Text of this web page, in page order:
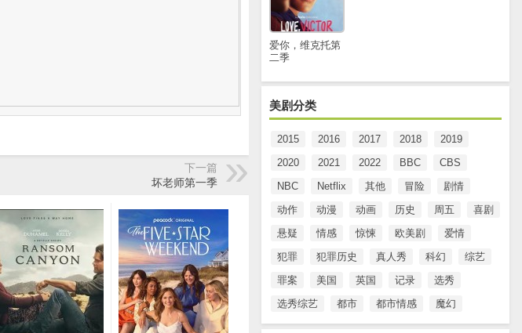
爱你，维克托第
二季
美剧分类
2015 2016 2017 2018
2019
2020
2021 2022 BBC
CBS
NBC
Netflix 其他 冒险
剧情
动作
动漫 动画 历史 周五
喜剧
悬疑
情感 惊悚 欧美剧
爱情
犯罪
犯罪历史 真人秀 科幻
综艺
罪案
美国 英国 记录
选秀
选秀综艺
都市 都市情感 魔幻
下一篇
坏老师第一季